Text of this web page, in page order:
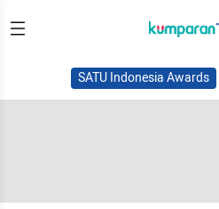
SATU Indonesia Awards